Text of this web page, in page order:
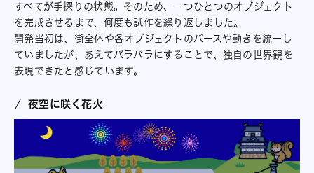
すべてが手探りの状態。そのため、一つひとつのオブジェクト
を完成させるまで、何度も試作を繰り返しました。
開発当初は、街全体や各オブジェクトのパースや動きを統一し
ていましたが、あえてバラバラにすることで、独自の世界観を
表現できたと感じています。
夜空に咲く花火